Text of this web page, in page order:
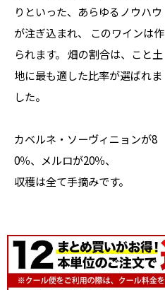
りといった、あらゆるノウハウ
が注ぎ込まれ、 このワインは作
られます。 畑の割合は、こと土
地に最も適した比率が選ばれま
した。
カベルネ・ソーヴィニョンが8
0％、メルロが20％、
収穫は全て手摘みです。